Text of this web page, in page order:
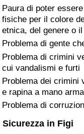
Paura di poter
fisiche per il colore
etnica, del genere o
Problema di gente
Problema di crimini
cui vandalismi e furti
Problema dei crimini
e rapina a mano
Problema di
Sicurezza in Figi
Indice
Nazione
Inquinamento
Indice
Indice di
Indice